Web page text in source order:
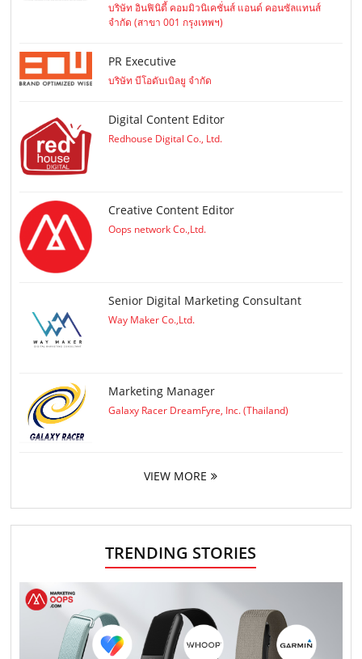
บริษัท อินฟินิตี้ คอมมิวนิเคชั่นส์ แอนด์ คอนซัลแทนส์
จำกัด (สาขา 001 กรุงเทพฯ)
PR Executive
บริษัท บีโอดับเบิลยู จำกัด
Digital Content Editor
Redhouse Digital Co., Ltd.
Creative Content Editor
Oops network Co.,Ltd.
Senior Digital Marketing Consultant
Way Maker Co.,Ltd.
Marketing Manager
Galaxy Racer DreamFyre, Inc. (Thailand)
VIEW MORE
TRENDING STORIES